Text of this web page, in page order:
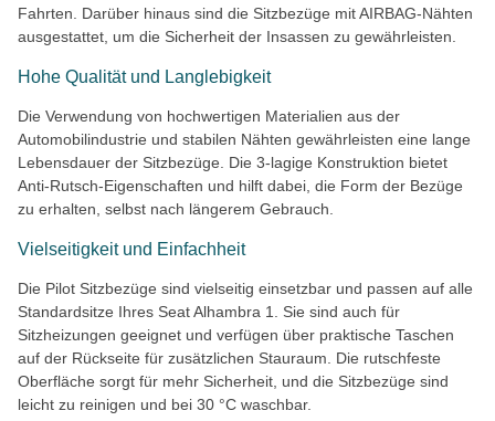
Fahrten. Darüber hinaus sind die Sitzbezüge mit AIRBAG-Nähten
ausgestattet, um die Sicherheit der Insassen zu gewährleisten.
Hohe Qualität und Langlebigkeit
Die Verwendung von hochwertigen Materialien aus der
Automobilindustrie und stabilen Nähten gewährleisten eine lange
Lebensdauer der Sitzbezüge. Die 3-lagige Konstruktion bietet
Anti-Rutsch-Eigenschaften und hilft dabei, die Form der Bezüge
zu erhalten, selbst nach längerem Gebrauch.
Vielseitigkeit und Einfachheit
Die Pilot Sitzbezüge sind vielseitig einsetzbar und passen auf alle
Standardsitze Ihres Seat Alhambra 1. Sie sind auch für
Sitzheizungen geeignet und verfügen über praktische Taschen
auf der Rückseite für zusätzlichen Stauraum. Die rutschfeste
Oberfläche sorgt für mehr Sicherheit, und die Sitzbezüge sind
leicht zu reinigen und bei 30 °C waschbar.